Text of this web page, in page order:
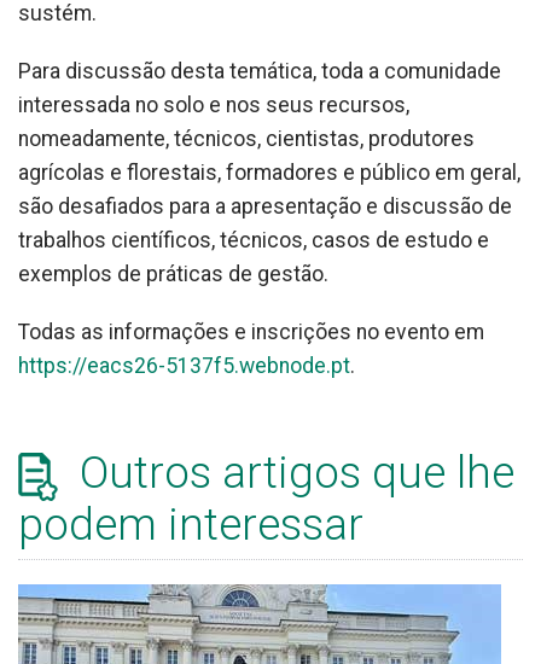
sustém.
Para discussão desta temática, toda a comunidade
interessada no solo e nos seus recursos,
nomeadamente, técnicos, cientistas, produtores
agrícolas e florestais, formadores e público em geral,
são desafiados para a apresentação e discussão de
trabalhos científicos, técnicos, casos de estudo e
exemplos de práticas de gestão.
Todas as informações e inscrições no evento em
https://eacs26-5137f5.webnode.pt.
Outros artigos que lhe
podem interessar